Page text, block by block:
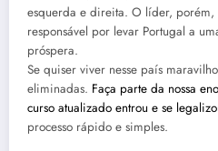
esquerda e direita. O líder,
responsável por levar Portugal a
próspera.
Se quiser viver nesse país
eliminadas. Faça parte da nossa
curso atualizado entrou e se
processo rápido e simples.